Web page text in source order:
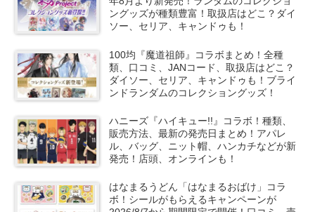
ングッズが種類豊富！取扱店はどこ？ダイ
ソー、セリア、キャンドゥも！
100均『魔道祖師』コラボまとめ！全種
類、口コミ、JANコード、取扱店はどこ？
ダイソー、セリア、キャンドゥも！ブライ
ンドランダムのコレクショングッズ！
ハニーズ『ハイキュー!!』コラボ！種類、
販売方法、最新の発売日まとめ！アパレ
ル、バッグ、ニット帽、ハンカチなどが新
発売！店頭、オンラインも！
はなまるうどん「はなまるおばけ」コラ
ボ！シールがもらえるキャンペーンが